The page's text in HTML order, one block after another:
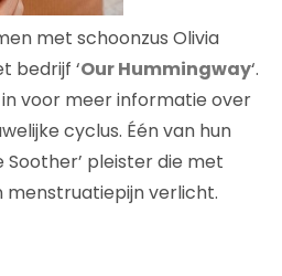
met schoonzus Olivia
bedrijf ‘Our Hummingway‘.
voor meer informatie over
cyclus. Één van hun
Soother’ pleister die met
menstruatiepijn verlicht.